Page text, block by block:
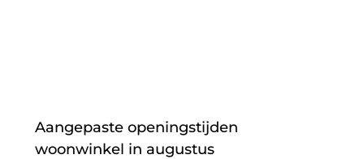
Aangepaste openingstijden
woonwinkel in augustus